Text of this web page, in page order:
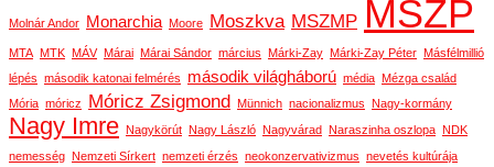
Molnár Andor Monarchia Moore Moszkva MSZMP MSZP
MTA MTK MÁV Márai Márai Sándor március Márki-Zay Márki-Zay Péter Másfélmillió
lépés második katonai felmérés második világháború média Mézga család
Mória móricz Móricz Zsigmond Münnich nacionalizmus Nagy-kormány
Nagy Imre Nagykörút Nagy László Nagyvárad Naraszinha oszlopa NDK
nemesség Nemzeti Sírkert nemzeti érzés neokonzervativizmus nevetés kultúrája